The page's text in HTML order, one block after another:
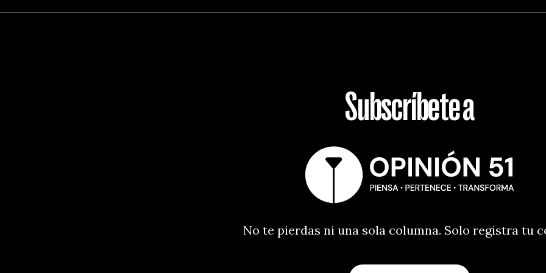
Subscríbete a
No te pierdas ni una sola columna. Solo registra tu